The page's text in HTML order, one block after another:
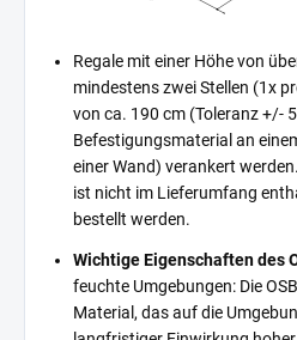
Regale mit einer Höhe von
mindestens zwei Stellen (1x
von ca. 190 cm (Toleranz +/-
Befestigungsmaterial an
einer Wand) verankert
ist nicht im Lieferumfang
bestellt werden.
Wichtige Eigenschaften des
feuchte Umgebungen: Die
Material, das auf die